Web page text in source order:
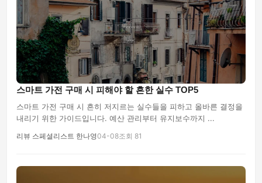
스마트 가전 구매 시 피해야 할 흔한 실수 TOP5
스마트 가전 구매 시 흔히 저지르는 실수들을 피하고 올바른 결정을
내리기 위한 가이드입니다. 예산 관리부터 유지보수까지 ...
리뷰 스페셜리스트 한나영04-08조회 81